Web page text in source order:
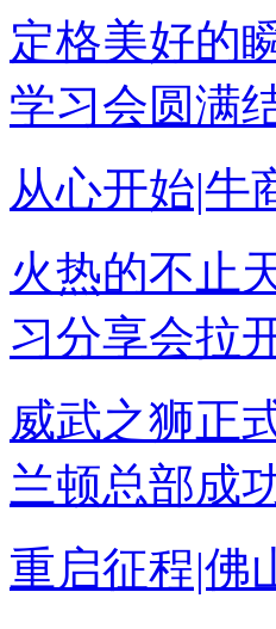
定格美好的
学习会圆满
从心开始|牛
火热的不止
习分享会拉
威武之狮正
兰顿总部成
重启征程|佛